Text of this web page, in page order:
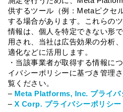
供するツール（例：Metaピクセ
する場合があります。これらの
情報は、個人を特定できない形
用され、当社は広告効果の分析
適化などに活用します。
・当該事業者が取得する情報に
イバシーポリシーに基づき管理
覧ください。
– Meta Platforms, Inc. プライバ
– X Corp. プライバシーポリシー